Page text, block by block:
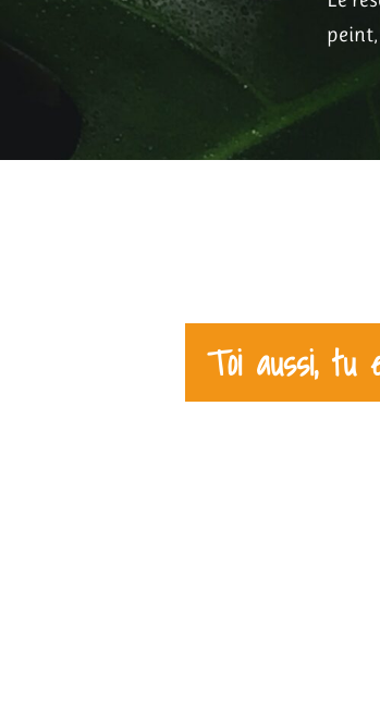
Toi aussi,